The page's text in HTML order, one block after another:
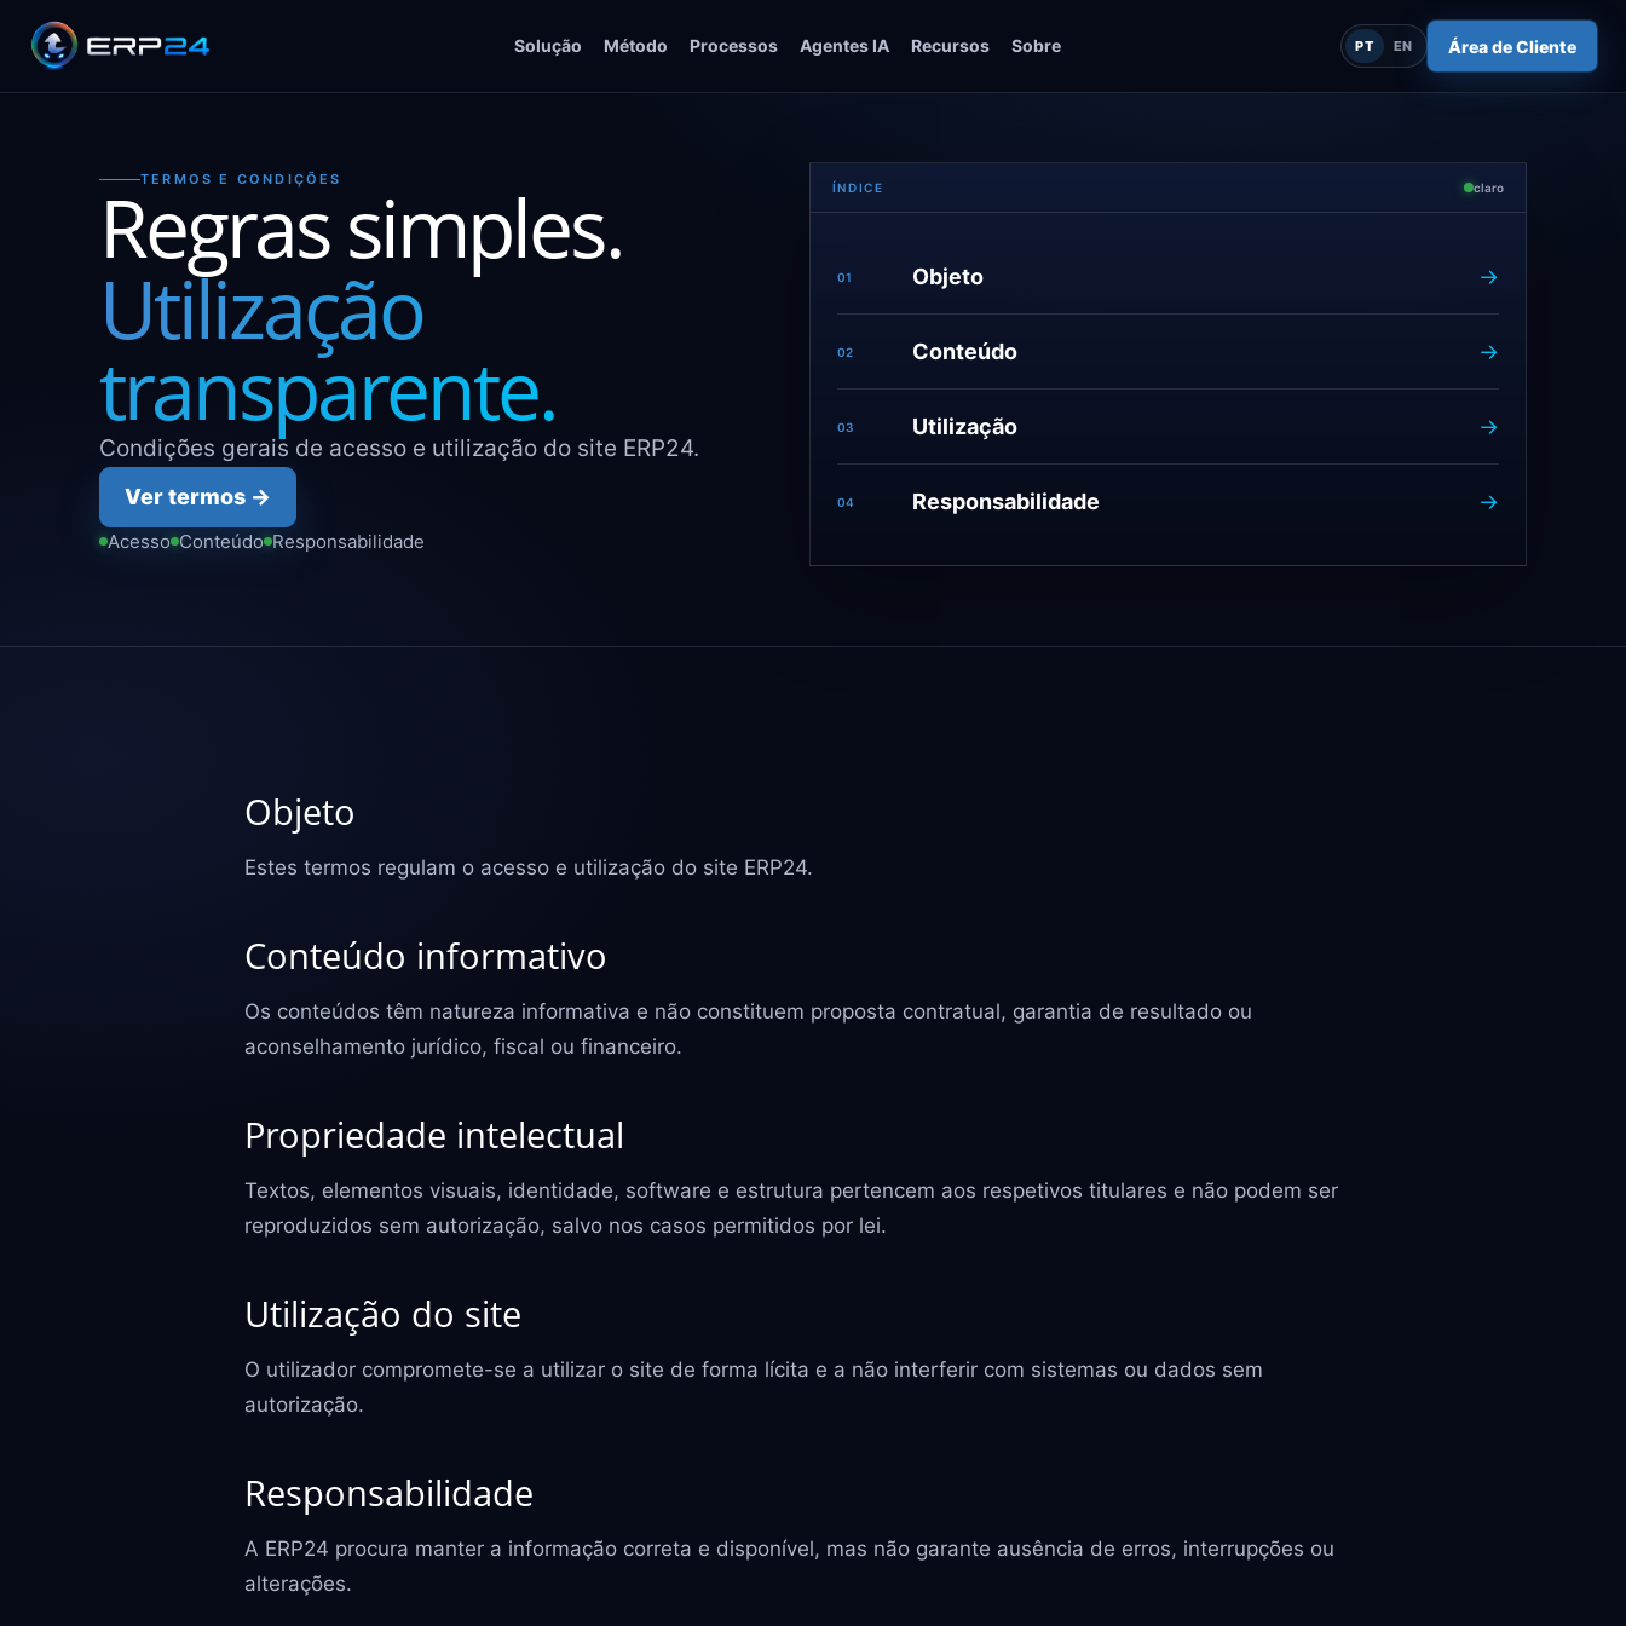
Solução Método Processos Agentes IA Recursos Sobre PT EN Área de Cliente
TERMOS E CONDIÇÕES
Regras simples.
Utilização
transparente.
Condições gerais de acesso e utilização do site ERP24.
Ver termos →
Acesso Conteúdo Responsabilidade
ÍNDICE claro
01 Objeto →
02 Conteúdo →
03 Utilização →
04 Responsabilidade →
Objeto
Estes termos regulam o acesso e utilização do site ERP24.
Conteúdo informativo
Os conteúdos têm natureza informativa e não constituem proposta contratual, garantia de resultado ou
aconselhamento jurídico, fiscal ou financeiro.
Propriedade intelectual
Textos, elementos visuais, identidade, software e estrutura pertencem aos respetivos titulares e não podem ser
reproduzidos sem autorização, salvo nos casos permitidos por lei.
Utilização do site
O utilizador compromete-se a utilizar o site de forma lícita e a não interferir com sistemas ou dados sem
autorização.
Responsabilidade
A ERP24 procura manter a informação correta e disponível, mas não garante ausência de erros, interrupções ou
alterações.